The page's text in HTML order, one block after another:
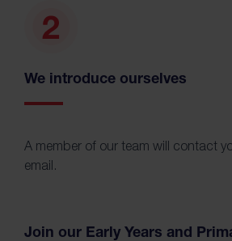
We introduce ourselves
A member of our team will contact
email.
Join our Early Years and